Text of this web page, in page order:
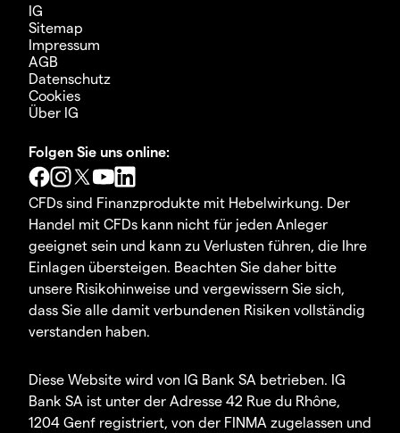
IG
Sitemap
Impressum
AGB
Datenschutz
Cookies
Über IG
Folgen Sie uns online:
CFDs sind Finanzprodukte mit Hebelwirkung. Der
Handel mit CFDs kann nicht für jeden Anleger
geeignet sein und kann zu Verlusten führen, die Ihre
Einlagen übersteigen. Beachten Sie daher bitte
unsere Risikohinweise und vergewissern Sie sich,
dass Sie alle damit verbundenen Risiken vollständig
verstanden haben.
Diese Website wird von IG Bank SA betrieben. IG
Bank SA ist unter der Adresse 42 Rue du Rhône,
1204 Genf registriert, von der FINMA zugelassen und